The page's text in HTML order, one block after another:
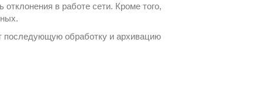
в работе сети. Кроме того,
последующую обработку и архивацию